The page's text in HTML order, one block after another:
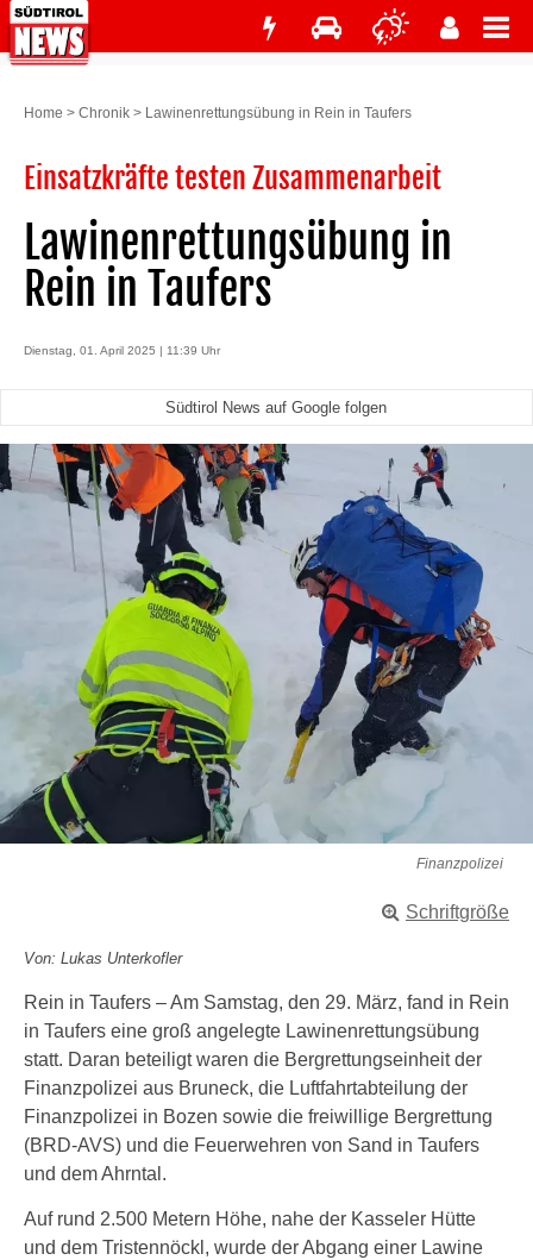
Home > Chronik > Lawinenrettungsübung in Rein in Taufers
Einsatzkräfte testen Zusammenarbeit
Lawinenrettungsübung in
Rein in Taufers
Dienstag, 01. April 2025 | 11:39 Uhr
Südtirol News auf Google folgen
Finanzpolizei
Schriftgröße
Von: Lukas Unterkofler
Rein in Taufers – Am Samstag, den 29. März, fand in Rein
in Taufers eine groß angelegte Lawinenrettungsübung
statt. Daran beteiligt waren die Bergrettungseinheit der
Finanzpolizei aus Bruneck, die Luftfahrtabteilung der
Finanzpolizei in Bozen sowie die freiwillige Bergrettung
(BRD-AVS) und die Feuerwehren von Sand in Taufers
und dem Ahrntal.
Auf rund 2.500 Metern Höhe, nahe der Kasseler Hütte
und dem Tristennöckl, wurde der Abgang einer Lawine